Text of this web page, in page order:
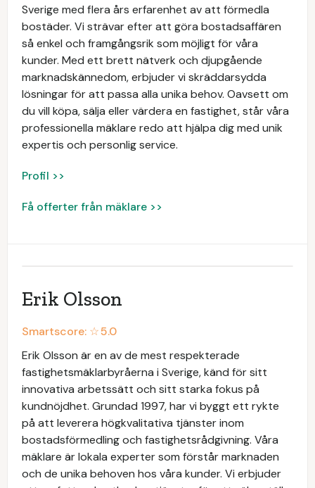
Sverige med flera års erfarenhet av att förmedla
bostäder. Vi strävar efter att göra bostadsaffären
så enkel och framgångsrik som möjligt för våra
kunder. Med ett brett nätverk och djupgående
marknadskännedom, erbjuder vi skräddarsydda
lösningar för att passa alla unika behov. Oavsett om
du vill köpa, sälja eller värdera en fastighet, står våra
professionella mäklare redo att hjälpa dig med unik
expertis och personlig service.
Profil >>
Få offerter från mäklare >>
Erik Olsson
Smartscore: ☆5.0
Erik Olsson är en av de mest respekterade
fastighetsmäklarbyråerna i Sverige, känd för sitt
innovativa arbetssätt och sitt starka fokus på
kundnöjdhet. Grundad 1997, har vi byggt ett rykte
på att leverera högkvalitativa tjänster inom
bostadsförmedling och fastighetsrådgivning. Våra
mäklare är lokala experter som förstår marknaden
och de unika behoven hos våra kunder. Vi erbjuder